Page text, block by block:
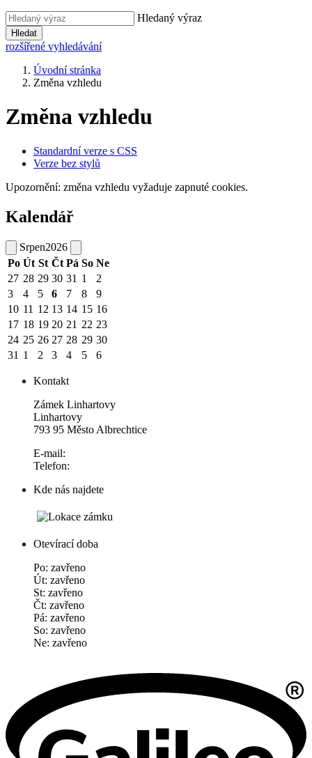
Hledaný výraz
Hledat
rozšířené vyhledávání
Úvodní stránka
Změna vzhledu
Změna vzhledu
Standardní verze s CSS
Verze bez stylů
Upozornění: změna vzhledu vyžaduje zapnuté cookies.
Kalendář
Srpen2026
Po Út St Čt Pá So Ne
27 28 29 30 31 1
2
3
4 5 6 7 8
9
10 11 12 13 14 15 16
17 18 19 20 21 22 23
24 25 26 27 28 29 30
31 1 2 3 4 5 6
Kontakt
Zámek Linhartovy
Linhartovy
793 95 Město Albrechtice
E-mail:
Telefon:
Kde nás najdete
Otevírací doba
Po: zavřeno
Út: zavřeno
St: zavřeno
Čt: zavřeno
Pá: zavřeno
So: zavřeno
Ne: zavřeno